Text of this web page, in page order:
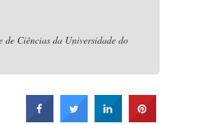
Ciências da Universidade do